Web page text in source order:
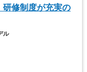
修制度が充実の
ル